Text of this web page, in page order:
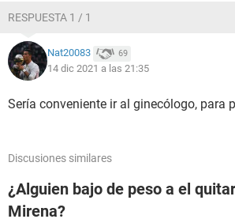
RESPUESTA 1 / 1
Nat20083 69
14 dic 2021 a las 21:35
Sería conveniente ir al ginecólogo, para
Discusiones similares
¿Alguien bajo de peso a el
Mirena?